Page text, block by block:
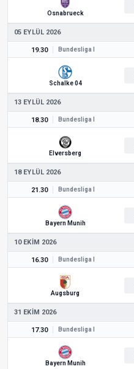
Osnabrueck
05 EYLÜL 2026
19.30 Bundesliga I
Schalke 04
13 EYLÜL 2026
18.30 Bundesliga I
Elversberg
18 EYLÜL 2026
21.30 Bundesliga I
Bayern Munih
10 EKIM 2026
16.30 Bundesliga I
Augsburg
31 EKIM 2026
17.30 Bundesliga I
Bayern Munih